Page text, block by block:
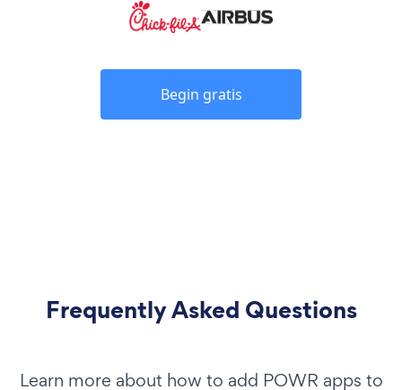
Begin gratis
Frequently Asked Questions
Learn more about how to add POWR apps to